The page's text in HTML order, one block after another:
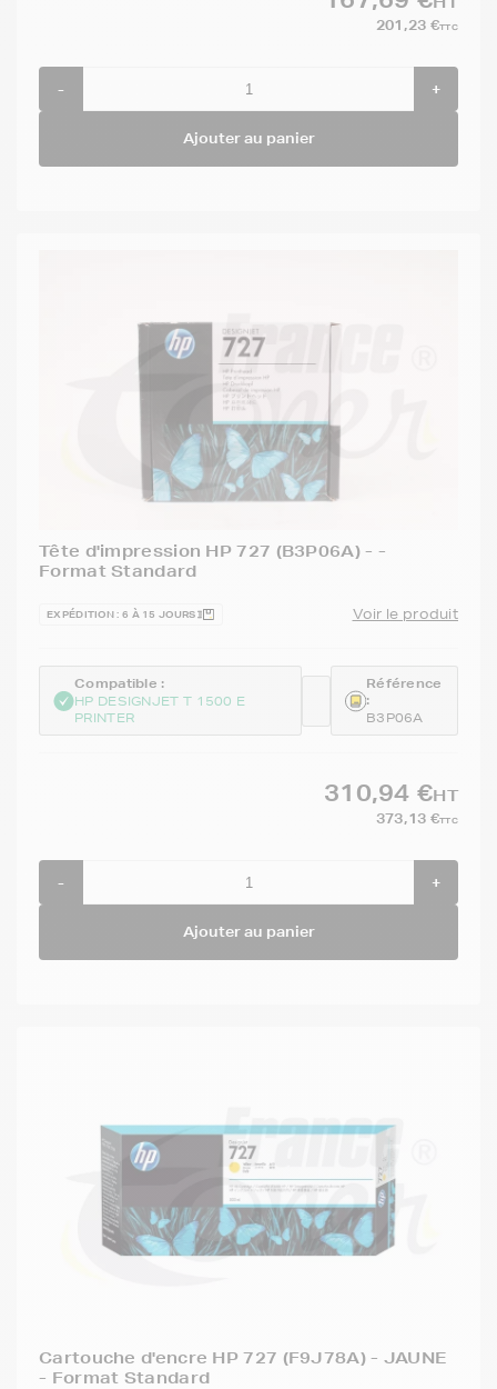
201,23 €TTC
- +
Ajouter au panier
Tête d'impression HP 727 (B3P06A) - -
Format Standard
EXPÉDITION : 6 À 15 JOURS Voir le produit
Compatible :
HP DESIGNJET T 1500 E
PRINTER
Référence
:
B3P06A
310,94 €HT
373,13 €TTC
- +
Ajouter au panier
Cartouche d'encre HP 727 (F9J78A) - JAUNE
- Format Standard